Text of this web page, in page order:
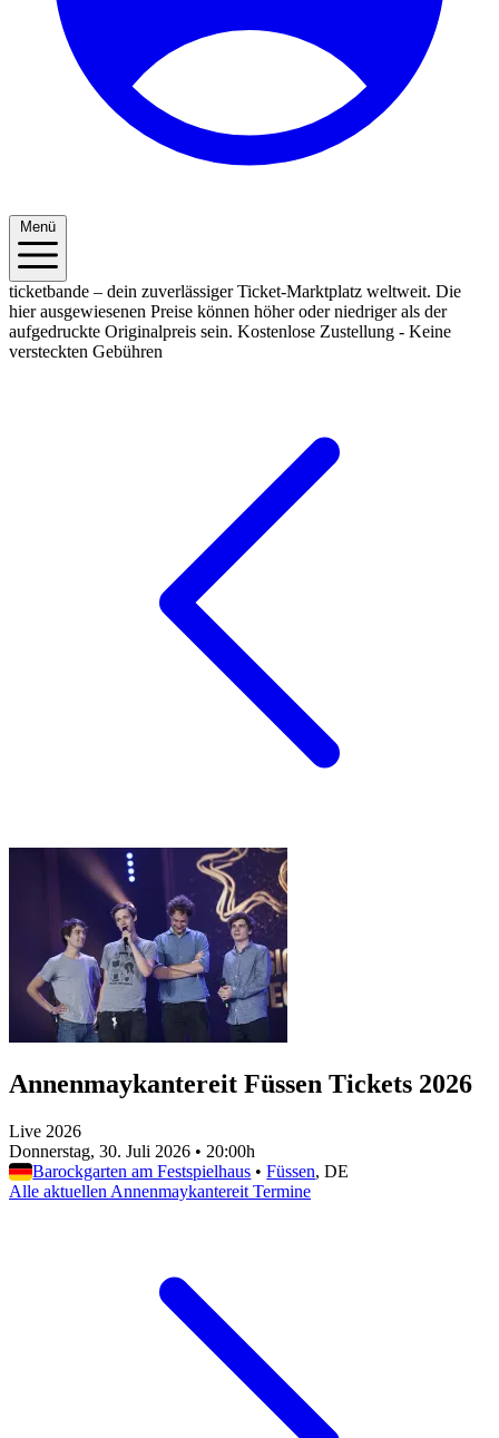
Menü
ticketbande – dein zuverlässiger Ticket-Marktplatz weltweit. Die
hier ausgewiesenen Preise können höher oder niedriger als der
aufgedruckte Originalpreis sein. Kostenlose Zustellung - Keine
versteckten Gebühren
Annenmaykantereit Füssen Tickets 2026
Live 2026
Donnerstag, 30. Juli 2026 • 20:00h
Barockgarten am Festspielhaus • Füssen, DE
Alle aktuellen Annenmaykantereit Termine